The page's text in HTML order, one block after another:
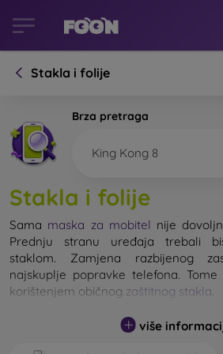
Stakla i folije
Brza pretraga
King Kong 8
Stakla i folije
Sama maska za mobitel nije
Prednju stranu uređaja trebali
staklom. Zamjena razbijenog
najskuplje popravke telefona.
korištenjem običnog zaštitnog stakla
Nerazbijivo staklo za mobitel ne
više